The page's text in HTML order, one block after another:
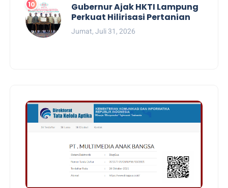
Gubernur Ajak HKTI Lampung
Perkuat Hilirisasi Pertanian
Jumat, Juli 31, 2026